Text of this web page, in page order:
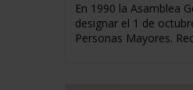
En 1990 la Asamblea
designar el 1 de
Personas Mayores.